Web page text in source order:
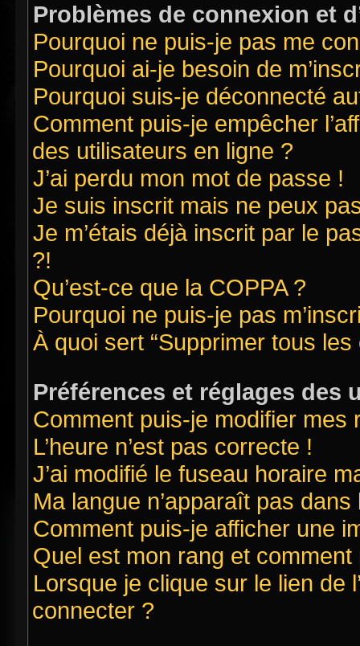
Problèmes de connexion et
Pourquoi ne puis-je pas me
Pourquoi ai-je besoin de
Pourquoi suis-je déconnecté
Comment puis-je empêcher
des utilisateurs en ligne ?
J’ai perdu mon mot de passe !
Je suis inscrit mais ne peux
Je m’étais déjà inscrit par le
?!
Qu’est-ce que la COPPA ?
Pourquoi ne puis-je pas
À quoi sert “Supprimer tous
Préférences et réglages des
Comment puis-je modifier mes
L’heure n’est pas correcte !
J’ai modifié le fuseau horaire
Ma langue n’apparaît pas dans
Comment puis-je afficher une
Quel est mon rang et
Lorsque je clique sur le lien de
connecter ?